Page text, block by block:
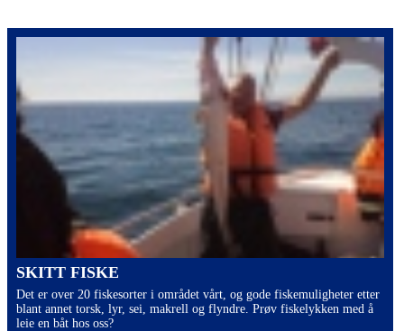
SKITT FISKE
Det er over 20 fiskesorter i området vårt, og gode fiskemuligheter etter
blant annet torsk, lyr, sei, makrell og flyndre. Prøv fiskelykken med å
leie en båt hos oss?